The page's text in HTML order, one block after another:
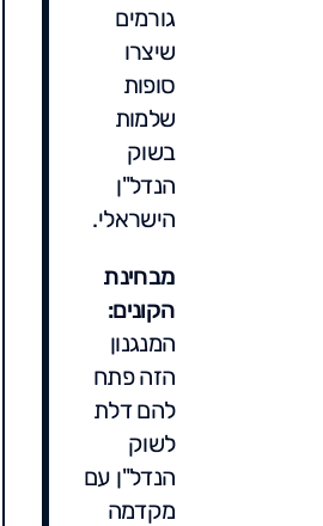
גורמים
שיצרו
סופות
שלמות
בשוק
הנדל"ן
הישראלי.
מבחינת
הקונים:
המנגנון
הזה פתח
להם דלת
לשוק
הנדל"ן עם
מקדמה